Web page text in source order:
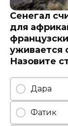
Сенегал
для
уживается
Назовите
Дара
Фатик